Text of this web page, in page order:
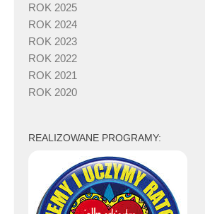
ROK 2025
ROK 2024
ROK 2023
ROK 2022
ROK 2021
ROK 2020
REALIZOWANE PROGRAMY: